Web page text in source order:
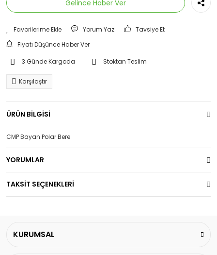
Gelince Haber Ver
Yorum Yaz
Tavsiye Et
Fiyatı Düşünce Haber Ver
3 Günde Kargoda Stoktan Teslim
Karşılaştır
ÜRÜN BİLGİSİ
CMP Bayan Polar Bere
YORUMLAR
TAKSİT SEÇENEKLERİ
KURUMSAL